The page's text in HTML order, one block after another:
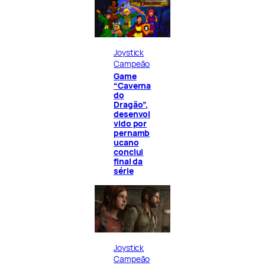
Joystick
Campeão
Game
“Caverna
do
Dragão”,
desenvol
vido por
pernamb
ucano
conclui
final da
série
Joystick
Campeão